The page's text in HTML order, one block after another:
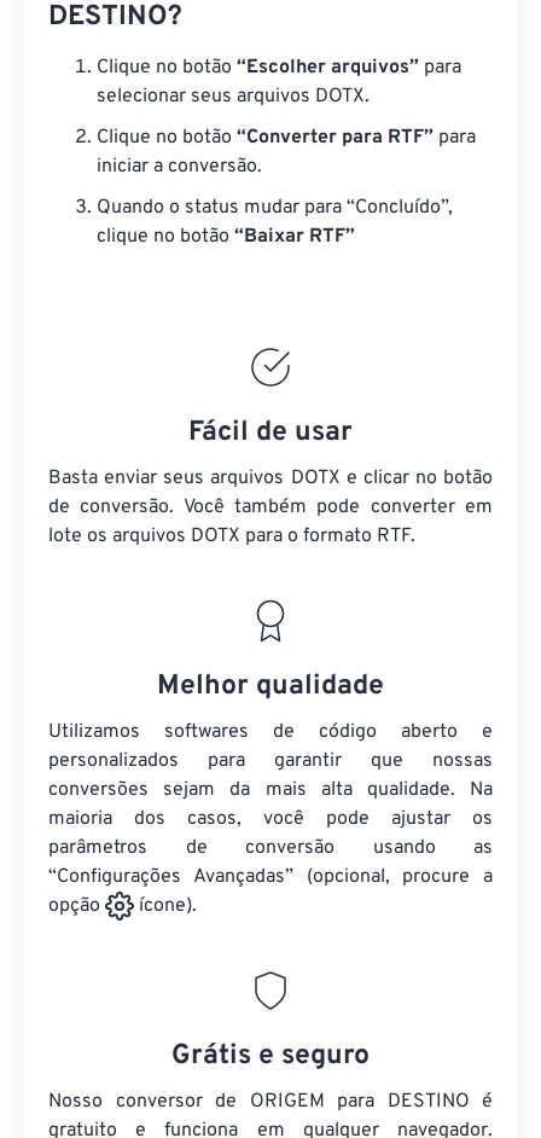
DESTINO?
Clique no botão “Escolher arquivos” para
selecionar seus arquivos DOTX.
Clique no botão “Converter para RTF” para
iniciar a conversão.
Quando o status mudar para “Concluído”,
clique no botão “Baixar RTF”
Fácil de usar
Basta enviar seus arquivos DOTX e clicar no botão
de conversão. Você também pode converter em
lote os arquivos DOTX para o formato RTF.
Melhor qualidade
Utilizamos softwares de código aberto e
personalizados para garantir que nossas
conversões sejam da mais alta qualidade. Na
maioria dos casos, você pode ajustar os
parâmetros de conversão usando as
“Configurações Avançadas” (opcional, procure a
opção
ícone).
Grátis e seguro
Nosso conversor de ORIGEM para DESTINO é
gratuito e funciona em qualquer navegador.